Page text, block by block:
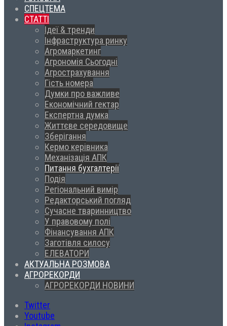
СПЕЦТЕМА
СТАТТІ
Ідеї & тренди
Інфраструктура ринку
Агромаркетинг
Агрономія Сьогодні
Агрострахування
Гість номера
Думки про важливе
Економічний гектар
Експертна думка
Життєве середовище
Зберігання
Кермо керівника
Механізація АПК
Питання бухгалтерії
Подія
Регіональний вимір
Редакторський погляд
Сучасне тваринництво
У правовому полі
Фінансування АПК
Заготівля силосу
ЕЛЕВАТОРИ
АКТУАЛЬНА РОЗМОВА
АГРОРЕКОРДИ
АГРОРЕКОРДИ НОВИНИ
Twitter
Youtube